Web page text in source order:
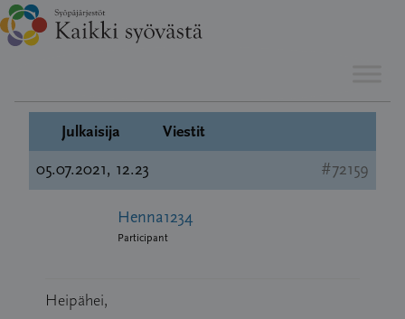
sisältöön
Julkaisija Viestit
05.07.2021, 12.23 #72159
Henna1234
Participant
Heipähei,